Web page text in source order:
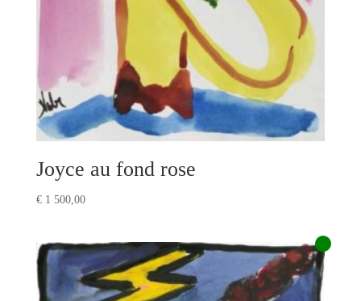
Joyce au fond rose
€1 500,00